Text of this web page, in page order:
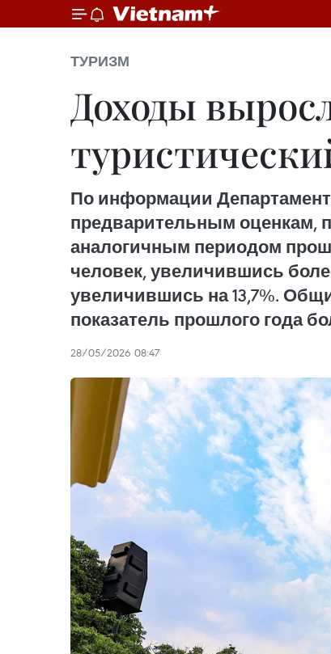
ТУРИЗМ
Доходы
По информации
предварительным оценкам,
аналогичным периодом
человек, увеличившись
увеличившись на 13,7%.
показатель прошлого года
28/05/2026 08:47